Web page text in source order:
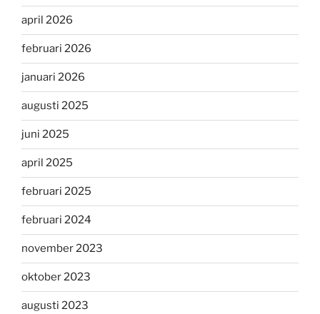
april 2026
februari 2026
januari 2026
augusti 2025
juni 2025
april 2025
februari 2025
februari 2024
november 2023
oktober 2023
augusti 2023